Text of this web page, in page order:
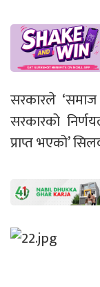
सरकारले ‘समाज
सरकारको
प्राप्त भएको’